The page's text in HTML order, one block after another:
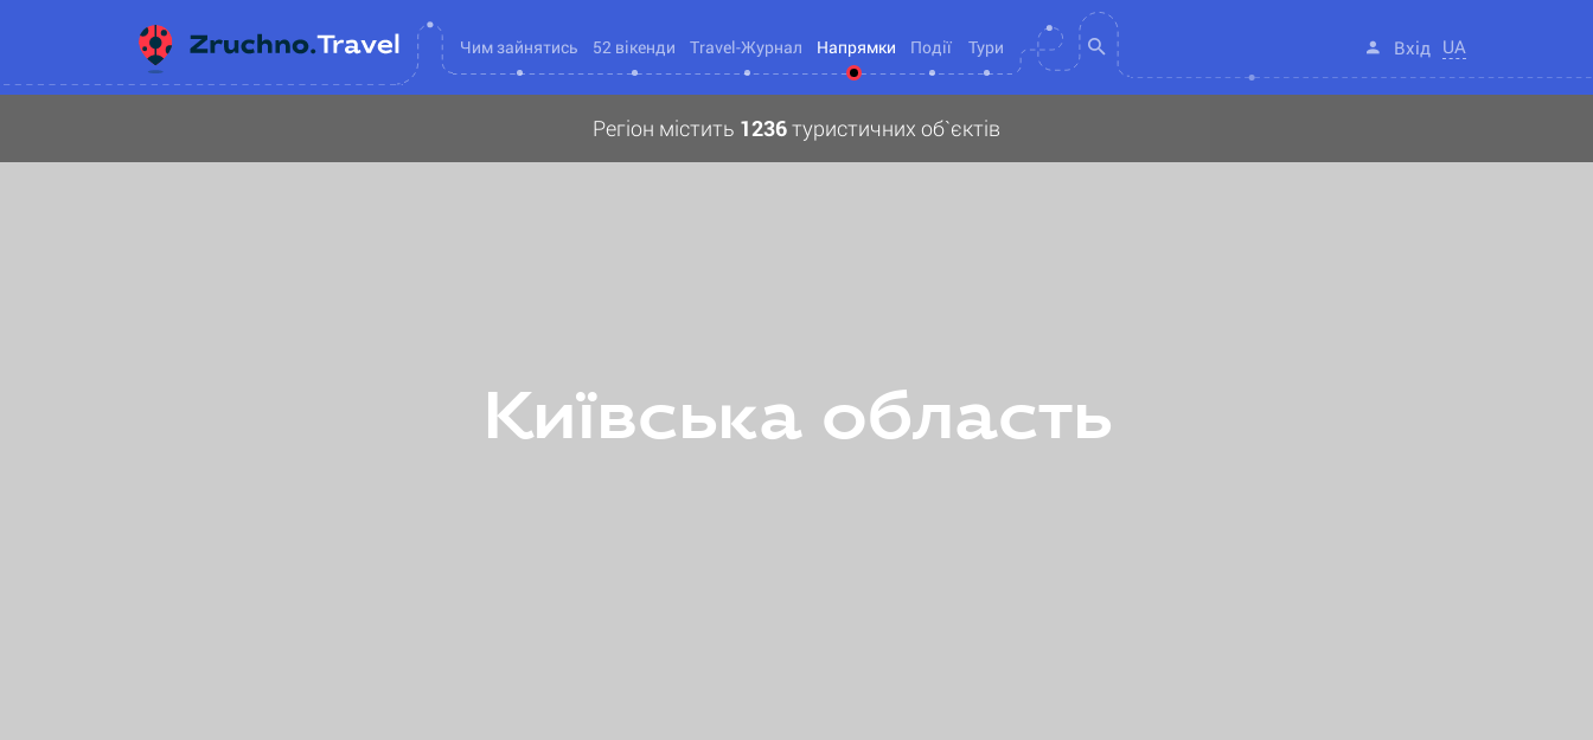
Чим зайнятись 52 вікенди Travel-Журнал Напрямки Події Тури Вхід UA
Регіон містить 1236туристичних об`єктів
Київська область